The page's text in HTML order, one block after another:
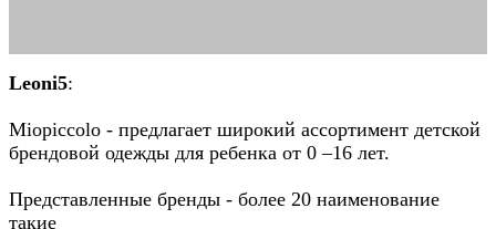
Leoni5:
Miopiccolo - предлагает широкий ассортимент детской
брендовой одежды для ребенка от 0 –16 лет.
Представленные бренды - более 20 наименование
такие